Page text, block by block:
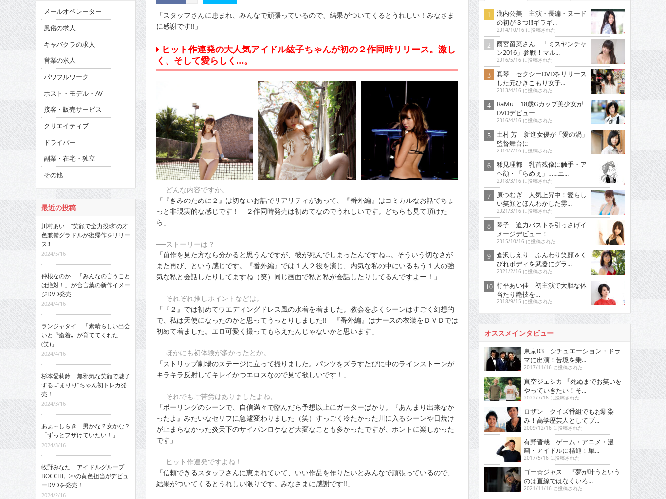
「スタッフさんに恵まれ、みんなで頑張っているので、結果がついてくるとうれしい！みなさま
に感謝です!!」
ヒット作連発の大人気アイドル紘子ちゃんが初の２作同時リリース。激し
く、そして愛らしく…。
──どんな内容ですか。
「『きみのために２』は切ないお話でリアリティがあって、『番外編』はコミカルなお話でちょ
っと非現実的な感じです！ ２作同時発売は初めてなのでうれしいです。どちらも見て頂けた
ら」
──ストーリーは？
「前作を見た方なら分かると思うんですが、彼が死んでしまったんですね…。そういう切なさが
また再び、という感じです。『番外編』では１人２役を演じ、内気な私の中にいるもう１人の強
気な私と会話したりしてますね（笑）同じ画面で私と私が会話したりしてるんですよー！」
──それぞれ推しポイントなどは。
「『２』では初めてウエディングドレス風の水着を着ました。教会を歩くシーンはすごく幻想的
で、私は天使になったのかと思ってうっとりしました!! 『番外編』はナースの衣装をＤＶＤでは
初めて着ました。エロ可愛く撮ってもらえたんじゃないかと思います」
──ほかにも初体験が多かったとか。
「ストリップ劇場のステージに立って撮りました。パンツをズラすたびに中のラインストーンが
キラキラ反射してキレイかつエロスなので見て欲しいです！」
──それでもご苦労はありましたよね。
「ボーリングのシーンで、自信満々で臨んだら予想以上にガーターばかり。『あんまり出来なか
ったよ』みたいなセリフに急遽変わりました（笑）すっごく冷たかった川に入るシーンや日焼け
が止まらなかった炎天下のサイパンロケなど大変なことも多かったですが、ホントに楽しかった
です」
──ヒット作連発ですよね！
「信頼できるスタッフさんに恵まれていて、いい作品を作りたいとみんなで頑張っているので、
結果がついてくるとうれしい限りです。みなさまに感謝です!!」
メールオペレーター
風俗の求人
キャバクラの求人
営業の求人
パワフルワーク
ホスト・モデル・AV
接客・販売サービス
クリエイティブ
ドライバー
副業・在宅・独立
その他
最近の投稿
川村あい “笑顔で全力投球”の才
色兼備グラドルが復帰作をリリー
ス!!
2024/5/16
仲根なのか 「みんなの言うこと
は絶対！」が合言葉の新作イメー
ジDVD発売
2024/4/16
ランジャタイ 「素晴らしい出会
いと〝癒着〟が育ててくれた
(笑)」
2024/4/16
杉本愛莉鈴 無邪気な笑顔で魅了
する…“まりり”ちゃん初トレカ発
売！
2024/3/16
あぁ～しらき 男かな？女かな？
「ずっとフザけていたい！」
2024/3/16
牧野みなた アイドルグループ
BOCCHI。￼の黄色担当がデビュ
ーDVDを発売！
2024/2/16
瀧内公美 主演・長編・ヌード
の初が３つ!!!ギラギ...
2014/10/16 に投稿された
雨宮留菜さん 「ミスヤンチャ
ン2016」参戦！マル...
2016/5/16 に投稿された
真琴 セクシーDVDをリリース
した元ひきこもり女子...
2013/4/16 に投稿された
RaMu 18歳Gカップ美少女が
DVDデビュー
2016/4/16 に投稿された
土村 芳 新進女優が「愛の渦」
監督舞台に
2014/7/16 に投稿された
稀見理都 乳首残像に触手・ア
ヘ顔・「らめぇ」……エ...
2018/3/16 に投稿された
原つむぎ 人気上昇中！愛らし
い笑顔とほんわかした雰...
2021/3/16 に投稿された
琴子 迫力バストを引っさげイ
メージデビュー！
2015/10/16 に投稿された
倉沢しえり ふんわり笑顔＆く
びれボディを武器にグラ...
2021/2/16 に投稿された
行平あい佳 初主演で大胆な体
当たり艶技を…
2018/9/15 に投稿された
オススメインタビュー
東京03 シチュエーション・ドラ
マに出演！苦境を乗...
2017/11/16 に投稿された
真空ジェシカ 『死ぬまでお笑いを
やっていきたい！そ...
2022/7/16 に投稿された
ロザン クイズ番組でもお馴染
み！高学歴芸人としてブ...
2009/12/16 に投稿された
有野晋哉 ゲーム・アニメ・漫
画・アイドルに精通！単...
2017/5/16 に投稿された
ゴー☆ジャス 『夢が叶うという
のは直線ではなくいろ...
2021/11/16 に投稿された